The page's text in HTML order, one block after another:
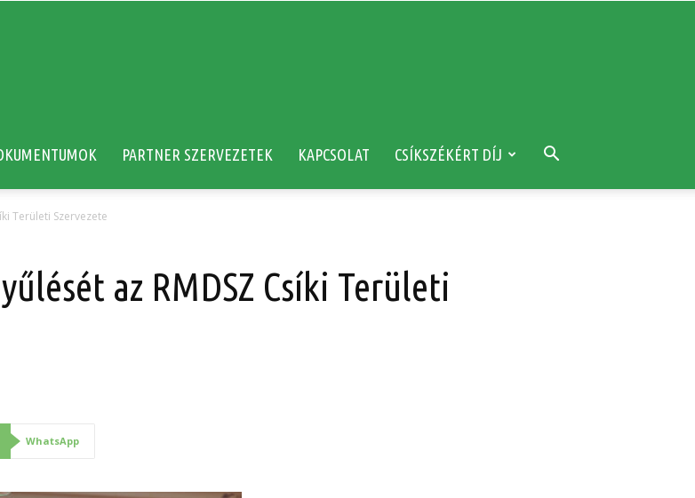
PARTNER SZERVEZETEK KAPCSOLAT CSÍKSZÉKÉRT DÍJ
Területi Szervezete
az RMDSZ Csíki Területi
WhatsApp